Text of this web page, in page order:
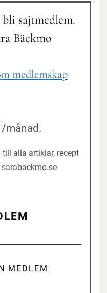
hemma.
häpnade över
sätt Helene format sin
sajtmedlem.
Bäckmo
medlemskap
/månad.
alla artiklar, recept
MEDLEM